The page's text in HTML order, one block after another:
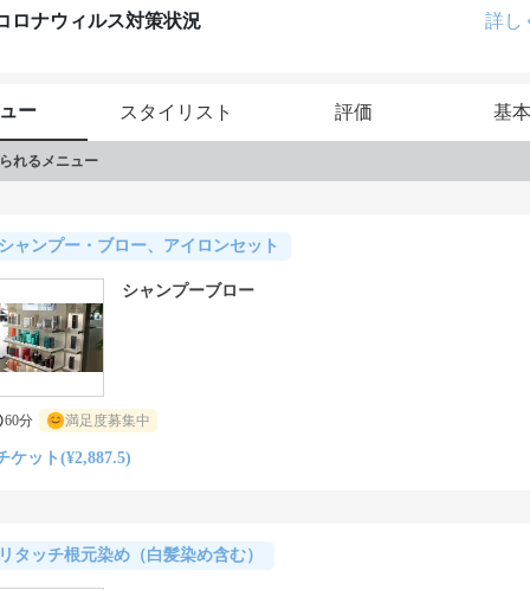
なっていく「あなた」のおしゃれのパートナーになれますよ
ロナウィルス対策状況 詳し
ー スタイリスト 評価 基
れるメニュー
ャンプー・ブロー、アイロンセット
シャンプーブロー
60分 満足度募集中
ケット(¥2,887.5)
タッチ根元染め（白髪染め含む）